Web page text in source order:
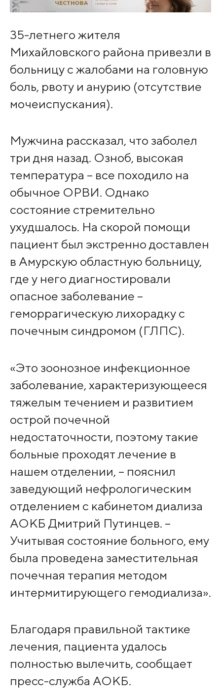
35-летнего жителя
Михайловского района привезли в
больницу с жалобами на головную
боль, рвоту и анурию (отсутствие
мочеиспускания).
Мужчина рассказал, что заболел
три дня назад. Озноб, высокая
температура – все походило на
обычное ОРВИ. Однако
состояние стремительно
ухудшалось. На скорой помощи
пациент был экстренно доставлен
в Амурскую областную больницу,
где у него диагностировали
опасное заболевание –
геморрагическую лихорадку с
почечным синдромом (ГЛПС).
«Это зоонозное инфекционное
заболевание, характеризующееся
тяжелым течением и развитием
острой почечной
недостаточности, поэтому такие
больные проходят лечение в
нашем отделении, – пояснил
заведующий нефрологическим
отделением с кабинетом диализа
АОКБ Дмитрий Путинцев. –
Учитывая состояние больного, ему
была проведена заместительная
почечная терапия методом
интермитирующего гемодиализа».
Благодаря правильной тактике
лечения, пациента удалось
полностью вылечить, сообщает
пресс-служба АОКБ.